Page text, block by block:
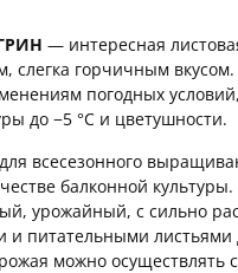
— интересная
слегка горчичным
погодных
до −5 °C и цветушности.
всесезонного
балконной
урожайный, с сильно
и питательными листьями
можно осуществлять